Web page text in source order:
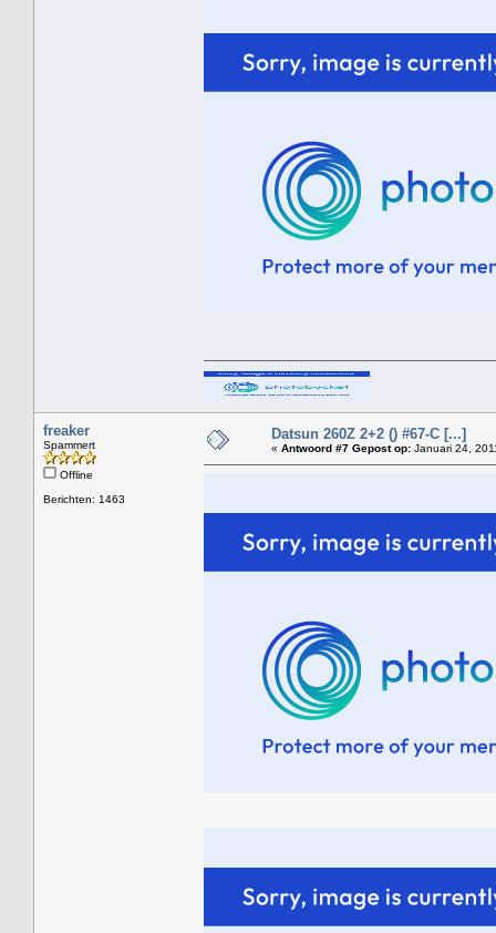
freaker
Spammert
Offline
Berichten: 1463
Datsun 260Z 2+2 () #67-C [...]
« Antwoord #7 Gepost op: Januari 24,